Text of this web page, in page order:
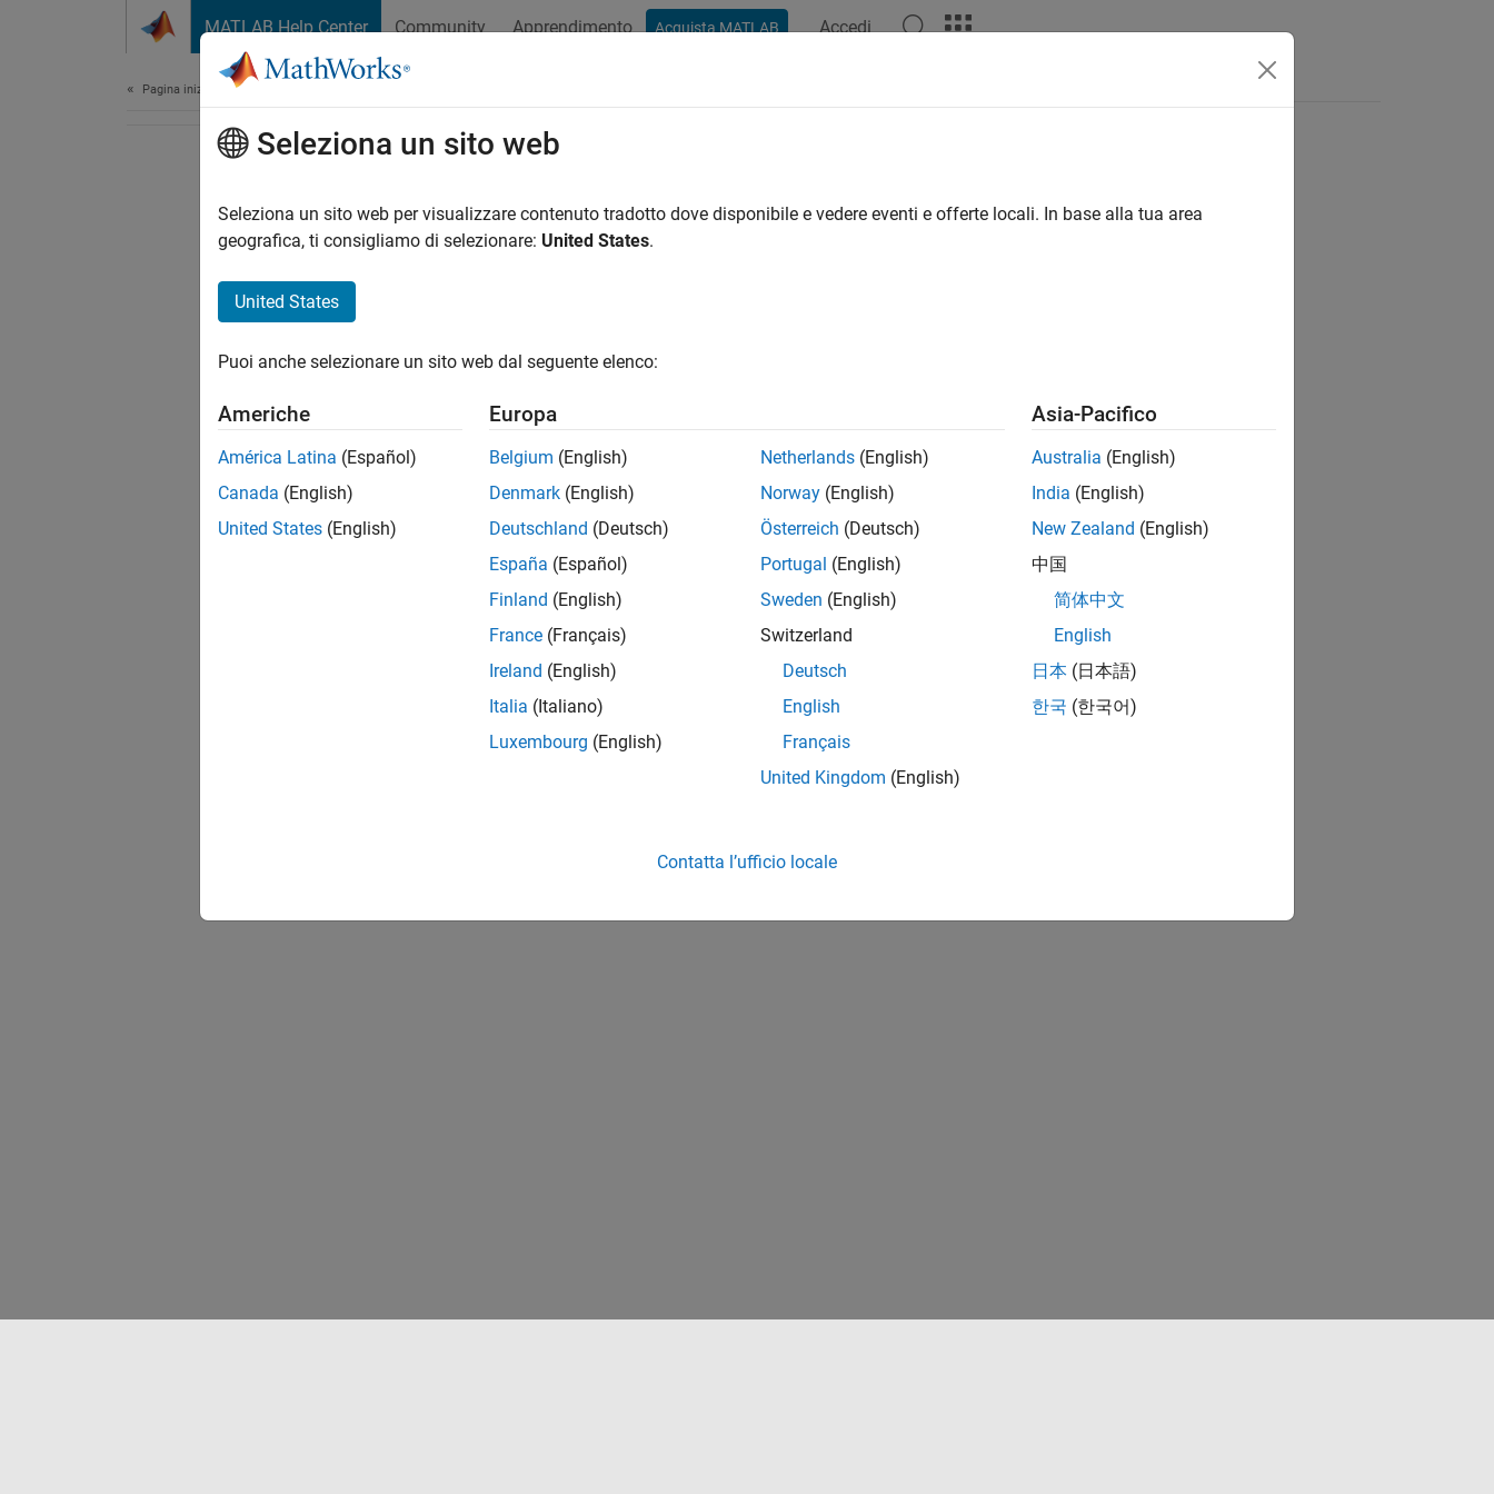
MATLAB Help Center Community Apprendimento Acquista MATLAB Accedi
Pagina iniziale della documentazione
Seleziona un sito web
Seleziona un sito web per visualizzare contenuto tradotto dove disponibile e vedere eventi e offerte locali. In base alla tua area
geografica, ti consigliamo di selezionare: United States.
United States
Puoi anche selezionare un sito web dal seguente elenco:
Americhe
América Latina (Español)
Canada (English)
United States (English)
Europa
Belgium (English)
Denmark (English)
Deutschland (Deutsch)
España (Español)
Finland (English)
France (Français)
Ireland (English)
Italia (Italiano)
Luxembourg (English)
Netherlands (English)
Norway (English)
Österreich (Deutsch)
Portugal (English)
Sweden (English)
Switzerland
Deutsch
English
Français
United Kingdom (English)
Asia-Pacifico
Australia (English)
India (English)
New Zealand (English)
中国
简体中文
English
日本 (日本語)
한국 (한국어)
Contatta l’ufficio locale